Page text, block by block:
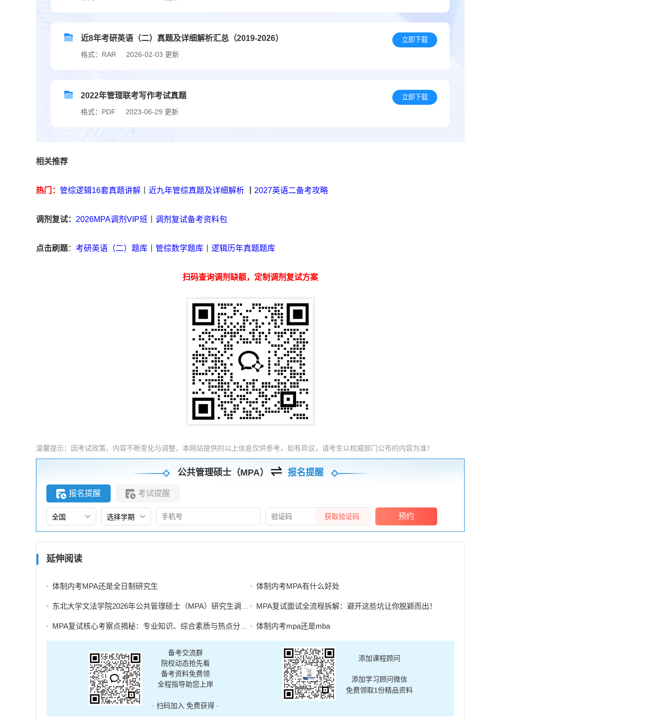
近8年考研英语（二）真题及详细解析汇总（2019-2026）
格式：RAR 2026-02-03 更新
立即下载
2022年管理联考写作考试真题
格式：PDF 2023-06-29 更新
立即下载
相关推荐
热门： 管综逻辑16套真题讲解 近九年管综真题及详细解析 2027英语二备考攻略
调剂复试： 2026MPA调剂VIP班 调剂复试备考资料包
点击刷题： 考研英语（二）题库 管综数学题库 逻辑历年真题题库
扫码查询调剂缺额，定制调剂复试方案
温馨提示：因考试政策、内容不断变化与调整，本网站提供的以上信息仅供参考，如有异议，请考生以权威部门公布的内容为准！
公共管理硕士（MPA） 报名提醒
报名提醒 考试提醒
获取验证码 预约
延伸阅读
体制内考MPA还是全日制研究生 体制内考MPA有什么好处
东北大学文法学院2026年公共管理硕士（MPA）研究生调剂工作办法 MPA复试面试全流程拆解：避开这些坑让你脱颖而出！
MPA复试核心考察点揭秘：专业知识、综合素质与热点分析能力 体制内考mpa还是mba
备考交流群
院校动态抢先看
备考资料免费领
全程指导助您上岸
· 扫码加入 免费获得 ·
添加课程顾问
添加学习顾问微信
免费领取1份精品资料